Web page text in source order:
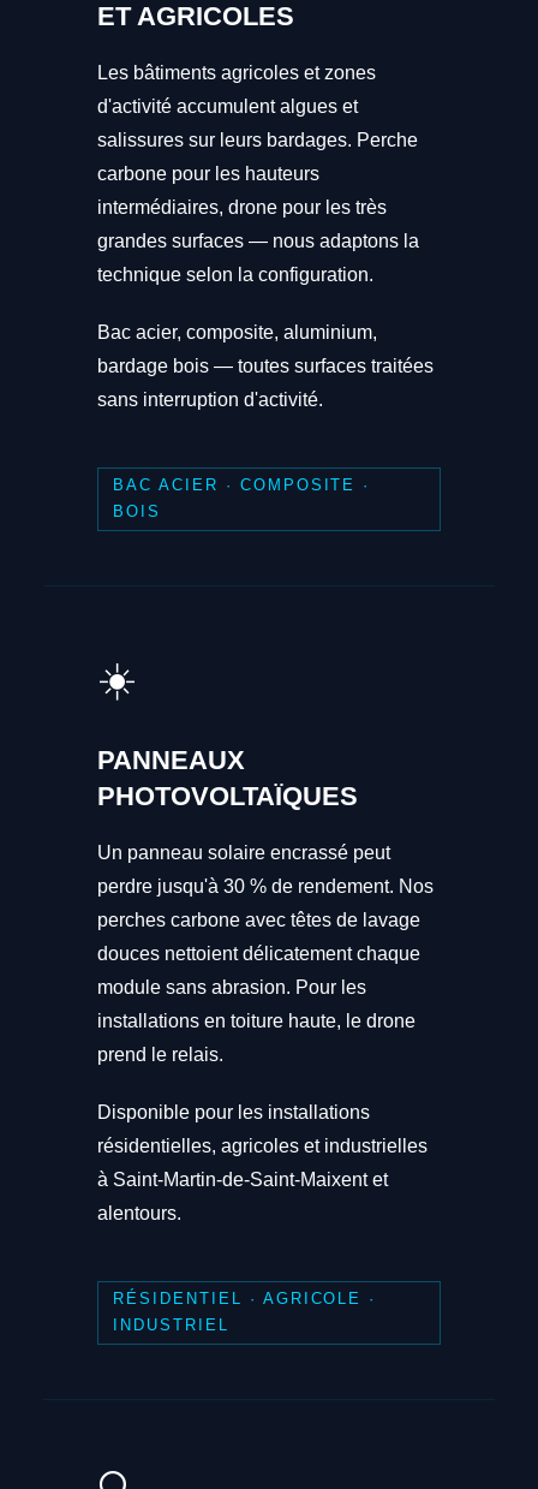
ET AGRICOLES
Les bâtiments agricoles et zones
d'activité accumulent algues et
salissures sur leurs bardages. Perche
carbone pour les hauteurs
intermédiaires, drone pour les très
grandes surfaces — nous adaptons la
technique selon la configuration.
Bac acier, composite, aluminium,
bardage bois — toutes surfaces traitées
sans interruption d'activité.
BAC ACIER · COMPOSITE ·
BOIS
☀️
PANNEAUX
PHOTOVOLTAÏQUES
Un panneau solaire encrassé peut
perdre jusqu'à 30 % de rendement. Nos
perches carbone avec têtes de lavage
douces nettoient délicatement chaque
module sans abrasion. Pour les
installations en toiture haute, le drone
prend le relais.
Disponible pour les installations
résidentielles, agricoles et industrielles
à Saint-Martin-de-Saint-Maixent et
alentours.
RÉSIDENTIEL · AGRICOLE ·
INDUSTRIEL